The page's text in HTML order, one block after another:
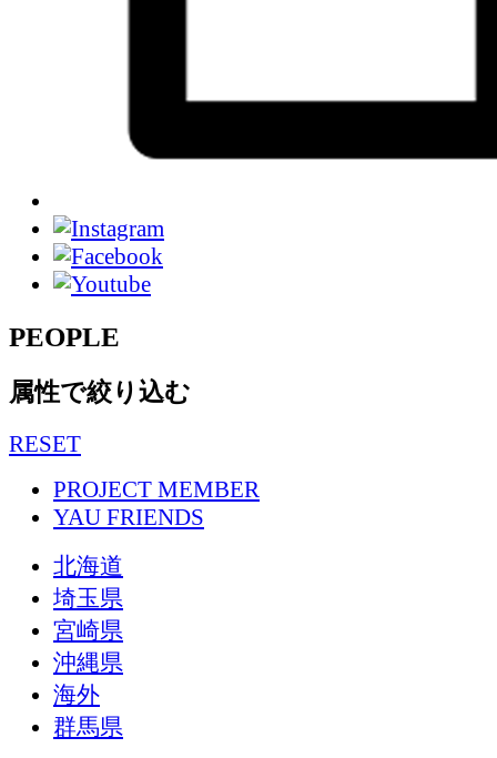
PEOPLE
属性で絞り込む
RESET
PROJECT MEMBER
YAU FRIENDS
北海道
埼玉県
宮崎県
沖縄県
海外
群馬県